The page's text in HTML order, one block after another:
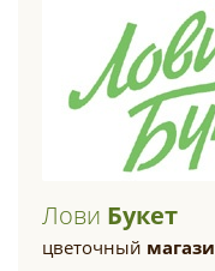
Лови Букет
цветочный магази